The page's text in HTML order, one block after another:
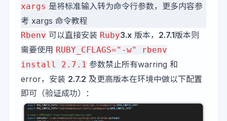
xargs 是将标准输入转为命令行参数，更多内容参
考 xargs 命令教程
Rbenv 可以直接安装 Ruby3.x 版本， 2.7.1版本则
需要使用 RUBY_CFLAGS="-w" rbenv
install 2.7.1 参数禁止所有warring 和
error，安装 2.7.2 及更高版本在环境中做以下配置
即可（验证成功）：